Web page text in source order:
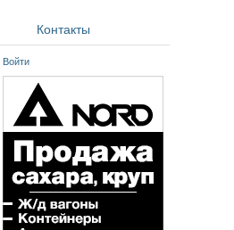
Контакты
Войти